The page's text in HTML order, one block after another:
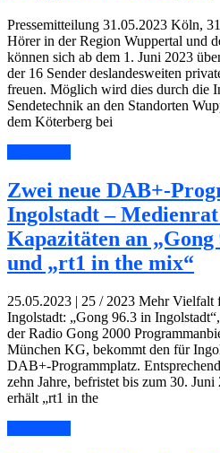
Pressemitteilung 31.05.2023 Köln,
Hörer in der Region Wuppertal und
können sich ab dem 1. Juni 2023
der 16 Sender deslandesweiten
freuen. Möglich wird dies durch die
Sendetechnik an den Standorten
dem Köterberg bei
Zwei neue DAB+-
Ingolstadt –
Kapazitäten an
und „rt1 in the mix“
25.05.2023 | 25 / 2023 Mehr Vielfalt
Ingolstadt: „Gong 96.3 in
der Radio Gong 2000
München KG, bekommt den für
DAB+-Programmplatz.
zehn Jahre, befristet bis zum 30.
erhält „rt1 in the